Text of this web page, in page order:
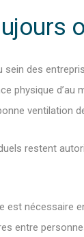
des
physique d’au
ventilation
restent
est nécessaire
entre